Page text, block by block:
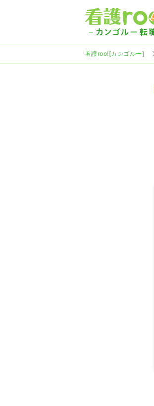
看護roo![カンゴルー]